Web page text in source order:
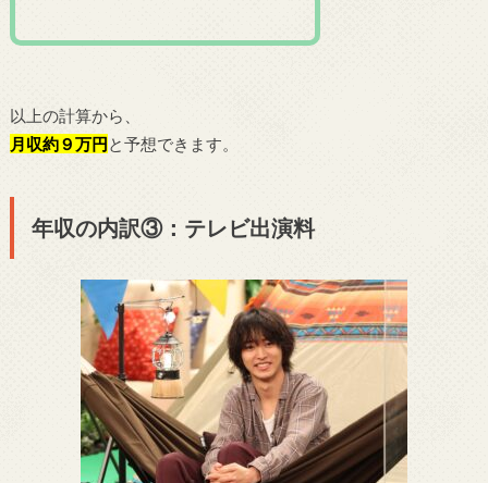
以上の計算から、
月収約９万円と予想できます。
年収の内訳③：テレビ出演料